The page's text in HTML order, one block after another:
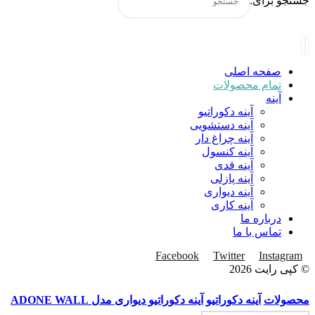
صفحه اصلی
تمام محصولات
آینه
آینه دکوراتیو
آینه دستشویی
آینه چراغ دار
آینه کنسول
آینه قدی
آینه پازلی
آینه دیواری
آینه کاری
درباره ما
تماس با ما
Facebook
Twitter
Instagram
© کپی رایت 2026
محصولات آینه دکوراتیو آینه دکوراتیو دیواری مدل ADONE WALL